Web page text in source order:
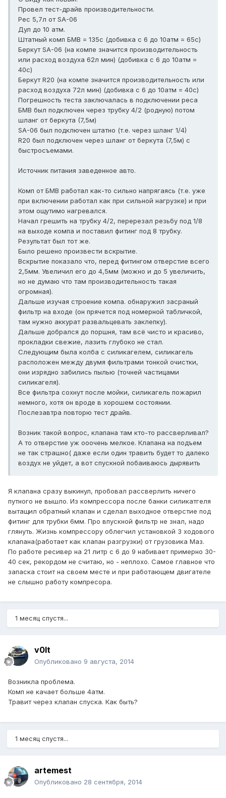
Провел тест-драйв производительности.
Рес 5,7л от SA-06
Дул до 10 атм.
Штатный комп БМВ = 135с (добивка с 6 до 10атм = 65с)
Беркут SA-06 (на компе значится производительность
или расход воздуха 62л мин) (добивка с 6 до 10атм =
40с)
Беркут R20 (на компе значится производительность или
расход воздуха 72л мин) (добивка с 6 до 10атм = 40с)
Погрешность теста заключалась в подключении реса
БМВ был подключен через трубку 4/2 (родную) потом
шланг от беркута (7,5м)
SA-06 был подключен штатно (т.е. через шланг 1/4)
R20 был подключен через шланг от беркута (7,5м) с
быстросъемами.
Источник питания заведенное авто.
Комп от БМВ работал как-то сильно напрягаясь (т.е. уже
при включении работал как при сильной нагрузке) и при
этом ощутимо нагревался.
Начал грешить на трубку 4/2, перерезал резьбу под 1/8
на выходе компа и поставил фитинг под 8 трубку.
Результат был тот же.
Было решено произвести вскрытие.
Вскрытие показало что, перед фитингом отверстие всего
2,5мм. Увеличил его до 4,5мм (можно и до 5 увеличить,
но не думаю что там производительность такая
огромная).
Дальше изучая строение компа. обнаружил засраный
фильтр на входе (он прячется под номерной табличкой,
там нужно аккурат развальцевать заклепку).
Дальше добрался до поршня, там всё чисто и красиво,
прокладки свежие, лазить глубоко не стал.
Следующим была колба с силикагелем, силикагель
расположен между двумя фильтрами тонкой очистки,
они изрядно забились пылью (точней частицами
силикагеля).
Все фильтра сохнут после мойки, силикагель пожарил
немного, хотя он вроде в хорошем состоянии.
Послезавтра повторю тест драйв.
Возник такой вопрос, клапана там кто-то рассверливал?
А то отверстие уж ооочень мелкое. Клапана на подъем
не так страшно( даже если один травить будет то далеко
воздух не уйдет, а вот спускной побаиваюсь дырявить
Я клапана сразу выкинул, пробовал рассверлить ничего
путного не вышло. Из компрессора после банки силикатгеля
вытащил обратный клапан и сделал выходное отверстие под
фитинг для трубки 6мм. Про впускной фильтр не знал, надо
глянуть. Жизнь компрессору облегчил установкой 3 ходового
клапана(работает как клапан разгрузки) от грузовика Маз.
По работе ресивер на 21 литр с 6 до 9 набивает примерно 30-
40 сек, рекордом не считаю, но - неплохо. Самое главное что
запаска стоит на своем месте и при работающем двигателе
не слышно работу компресора.
1 месяц спустя...
v0lt
Опубликовано 9 августа, 2014
Возникла проблема.
Комп не качает больше 4атм.
Травит через клапан спуска. Как быть?
1 месяц спустя...
artemest
Опубликовано 28 сентября, 2014